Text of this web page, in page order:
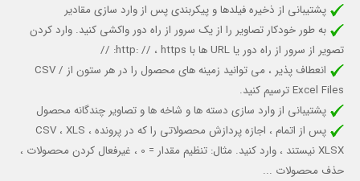
پشتیبانی از ذخیره فیلدها و پیکربندی پس از وارد سازی مقادیر
به طور خودکار تصاویر را از یک سرور از راه دور واکشی کنید. وارد کردن
تصویر از سرور از راه دور یا URL ها با http: // ، https: //
انعطاف پذیر ، می توانید زمینه های محصول را در هر ستون از CSV /
Excel Files ترسیم کنید.
پشتیبانی از وارد سازی دسته ها و شاخه ها و تصاویر چندگانه محصول
پس از اتمام ، اجازه پردازش محصولاتی را که در پرونده CSV ، XLS ،
XLSX نیستند ، وارد کنید.
مثال: تنظیم مقدار = 0 ، غیرفعال کردن محصولات ،
حذف محصولات ...